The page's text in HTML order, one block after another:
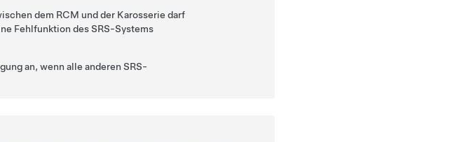
dem RCM und der Karosserie darf
Fehlfunktion des SRS-Systems
an, wenn alle anderen SRS-